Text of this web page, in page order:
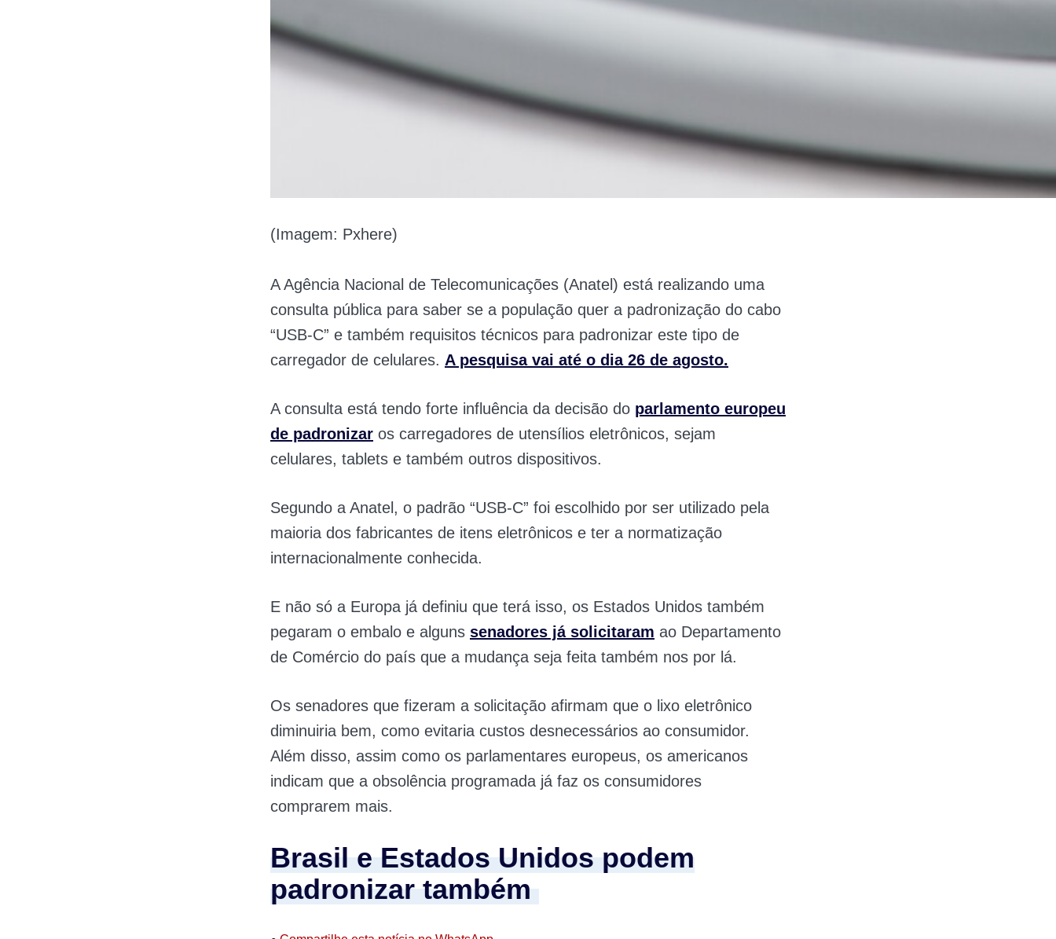
(Imagem: Pxhere)
A Agência Nacional de Telecomunicações (Anatel) está realizando uma
consulta pública para saber se a população quer a padronização do cabo
“USB-C” e também requisitos técnicos para padronizar este tipo de
carregador de celulares. A pesquisa vai até o dia 26 de agosto.
A consulta está tendo forte influência da decisão do parlamento europeu
de padronizar os carregadores de utensílios eletrônicos, sejam
celulares, tablets e também outros dispositivos.
Segundo a Anatel, o padrão “USB-C” foi escolhido por ser utilizado pela
maioria dos fabricantes de itens eletrônicos e ter a normatização
internacionalmente conhecida.
E não só a Europa já definiu que terá isso, os Estados Unidos também
pegaram o embalo e alguns senadores já solicitaram ao Departamento
de Comércio do país que a mudança seja feita também nos por lá.
Os senadores que fizeram a solicitação afirmam que o lixo eletrônico
diminuiria bem, como evitaria custos desnecessários ao consumidor.
Além disso, assim como os parlamentares europeus, os americanos
indicam que a obsolência programada já faz os consumidores
comprarem mais.
Brasil e Estados Unidos podem
padronizar também